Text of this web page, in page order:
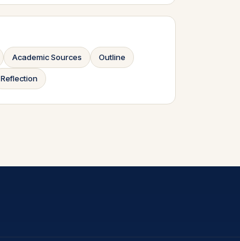
Academic Sources Outline
Reflection